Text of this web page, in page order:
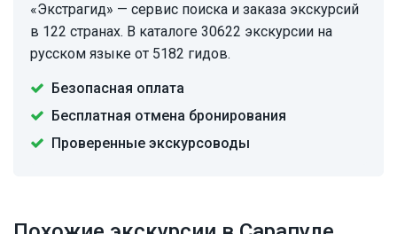
«Экстрагид» — сервис поиска и заказа экскурсий
в 122 странах. В каталоге 30622 экскурсии на
русском языке от 5182 гидов.
Безопасная оплата
Бесплатная отмена бронирования
Проверенные экскурсоводы